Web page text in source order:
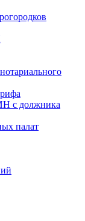
с должника
палат